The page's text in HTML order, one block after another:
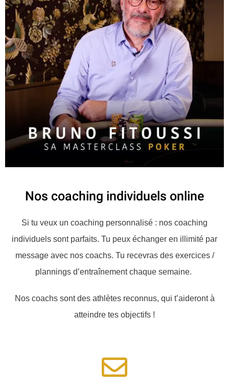
Nos coaching individuels online
Si tu veux un coaching personnalisé : nos coaching
individuels sont parfaits. Tu peux échanger en illimité par
message avec nos coachs. Tu recevras des exercices /
plannings d’entraînement chaque semaine.
Nos coachs sont des athlètes reconnus, qui t’aideront à
atteindre tes objectifs !